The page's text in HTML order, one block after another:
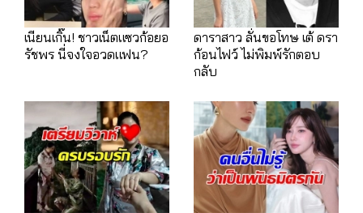
เนียนเกิ๊น! ชาวเน็ตแซวก้อยอ
รัชพร นี่จงใจอวดแฟน?
ดาราสาว ลั่นขอโทษ เต้ ดรา
ก้อนไฟว์ ไม่พิมพ์รักตอบ
กลับ